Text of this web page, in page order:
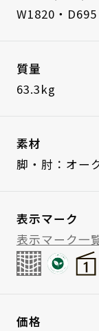
W1820・
質量
63.3kg
素材
脚・肘：オー
表示マーク
表示マーク一
価格